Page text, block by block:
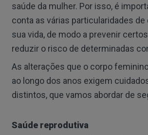
saúde da mulher. Por isso, é
conta as várias particularidades de
sua vida, de modo a prevenir
reduzir o risco de determinadas
As alterações que o corpo
ao longo dos anos exigem
distintos, que vamos abordar de
Saúde reprodutiva